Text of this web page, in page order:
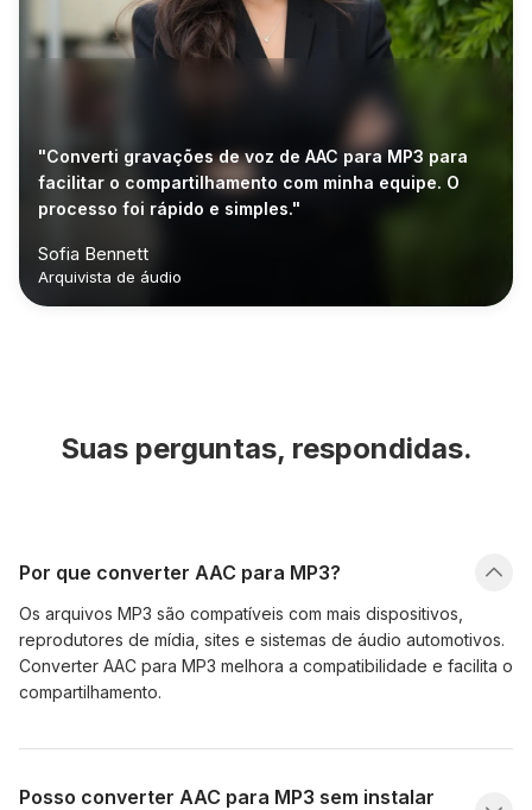
"Converti gravações de voz de AAC para MP3 para
facilitar o compartilhamento com minha equipe. O
processo foi rápido e simples."
Sofia Bennett
Arquivista de áudio
Suas perguntas, respondidas.
Por que converter AAC para MP3?
Os arquivos MP3 são compatíveis com mais dispositivos,
reprodutores de mídia, sites e sistemas de áudio automotivos.
Converter AAC para MP3 melhora a compatibilidade e facilita o
compartilhamento.
Posso converter AAC para MP3 sem instalar